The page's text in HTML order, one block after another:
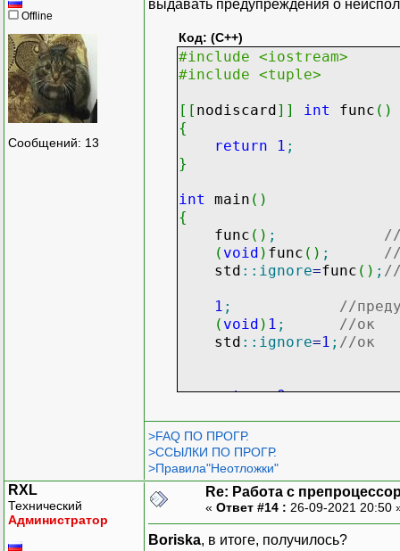
Offline
Сообщений: 13
выдавать предупреждения о
Код: (C++)
#include <iostream>
#include <tuple>
[ [ nodiscard] ] int func ( )
{
return
1 ;
}
int main ( )
{
func ( ) ;
//
( void ) func ( ) ;
//
std :: ignore=func ( ) ; //
1 ;
//
( void ) 1 ;
//ок
std :: ignore=1 ; //ок
return 0;
>FAQ ПО ПРОГР.
>ССЫЛКИ ПО ПРОГР.
>Правила"Неотложки"
RXL
Технический
Администратор
Re: Работа с
« Ответ #14 : 26-09-2021 20:50
Boriska, в итоге, получилось?